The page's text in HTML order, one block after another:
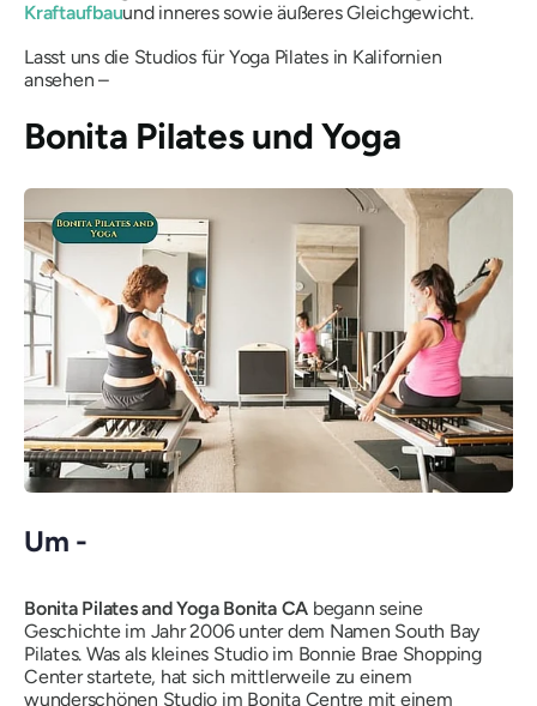
Kraftaufbauund inneres sowie äußeres Gleichgewicht.
Lasst uns die Studios für Yoga Pilates in Kalifornien
ansehen –
Bonita Pilates und Yoga
Um -
Bonita Pilates and Yoga Bonita CA begann seine
Geschichte im Jahr 2006 unter dem Namen South Bay
Pilates. Was als kleines Studio im Bonnie Brae Shopping
Center startete, hat sich mittlerweile zu einem
wunderschönen Studio im Bonita Centre mit einem